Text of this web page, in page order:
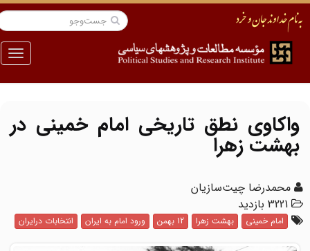
منو
واکاوی نطق تاریخی امام خمینی در
بهشت زهرا
محمدرضا چیت‌سازیان
3221 بازدید
امام خمینی بهشت زهرا ورود امام به ایران انتخابات درایران